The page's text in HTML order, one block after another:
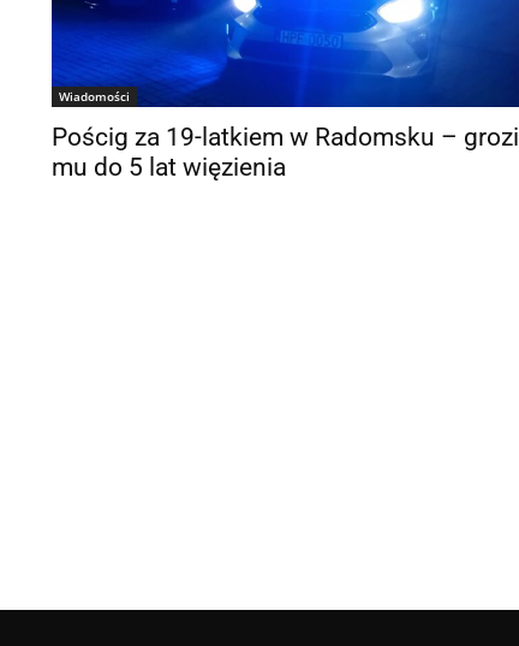
Wiadomości
Pościg za 19-latkiem w Radomsku – grozi
mu do 5 lat więzienia